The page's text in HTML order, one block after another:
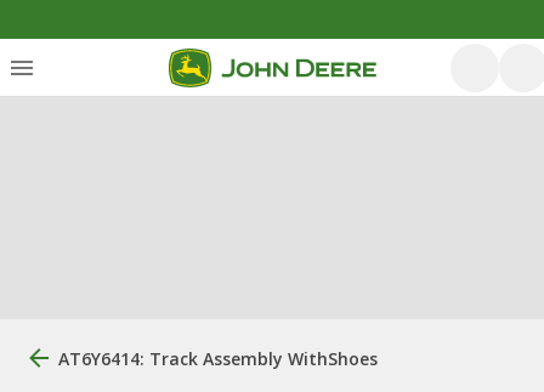
AT6Y6414: Track Assembly WithShoes